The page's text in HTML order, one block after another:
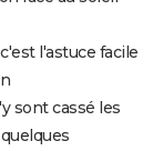
l'astuce facile
sont cassé les